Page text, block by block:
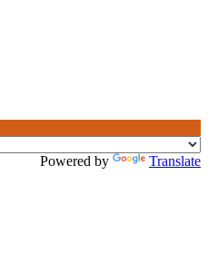
Powered by Translate